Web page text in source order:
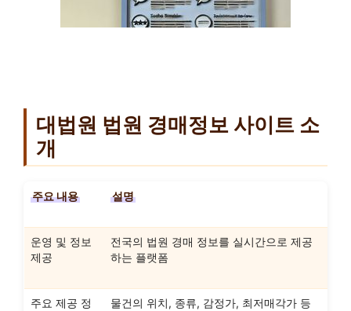
대법원 법원 경매정보 사이트 소
개
주요 내용 설명
운영 및 정보
제공
전국의 법원 경매 정보를 실시간으로 제공
하는 플랫폼
주요 제공 정
물건의 위치, 종류, 감정가, 최저매각가 등